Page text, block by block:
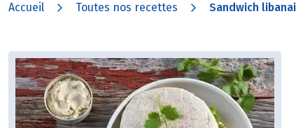
Accueil Toutes nos recettes Sandwich